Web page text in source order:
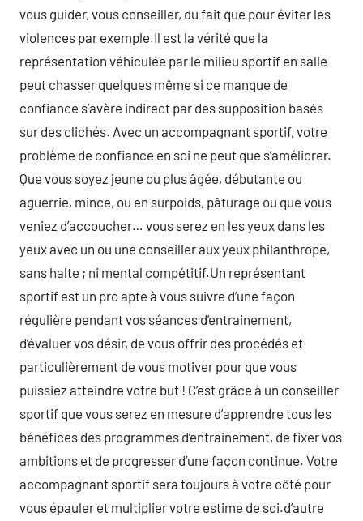
vous guider, vous conseiller, du fait que pour éviter les
violences par exemple.Il est la vérité que la
représentation véhiculée par le milieu sportif en salle
peut chasser quelques même si ce manque de
confiance s’avère indirect par des supposition basés
sur des clichés. Avec un accompagnant sportif, votre
problème de confiance en soi ne peut que s’améliorer.
Que vous soyez jeune ou plus âgée, débutante ou
aguerrie, mince, ou en surpoids, pâturage ou que vous
veniez d’accoucher… vous serez en les yeux dans les
yeux avec un ou une conseiller aux yeux philanthrope,
sans halte ; ni mental compétitif.Un représentant
sportif est un pro apte à vous suivre d’une façon
régulière pendant vos séances d’entrainement,
d’évaluer vos désir, de vous offrir des procédés et
particulièrement de vous motiver pour que vous
puissiez atteindre votre but ! C’est grâce à un conseiller
sportif que vous serez en mesure d’apprendre tous les
bénéfices des programmes d’entrainement, de fixer vos
ambitions et de progresser d’une façon continue. Votre
accompagnant sportif sera toujours à votre côté pour
vous épauler et multiplier votre estime de soi.d’autre